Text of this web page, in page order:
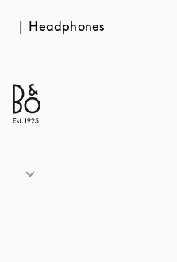
Headphones